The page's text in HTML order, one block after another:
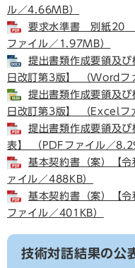
ル／4.66MB）
要求水準書 別紙20
ファイル／1.97MB）
提出書類作成要領及
日改訂第3版】 （Wordフ
提出書類作成要領及
日改訂第3版】 （Excelフ
提出書類作成要領及
表】 （PDFファイル／
基本契約書（案）【
ァイル／488KB）
基本契約書（案）【
ファイル／401KB）
技術対話結果の公